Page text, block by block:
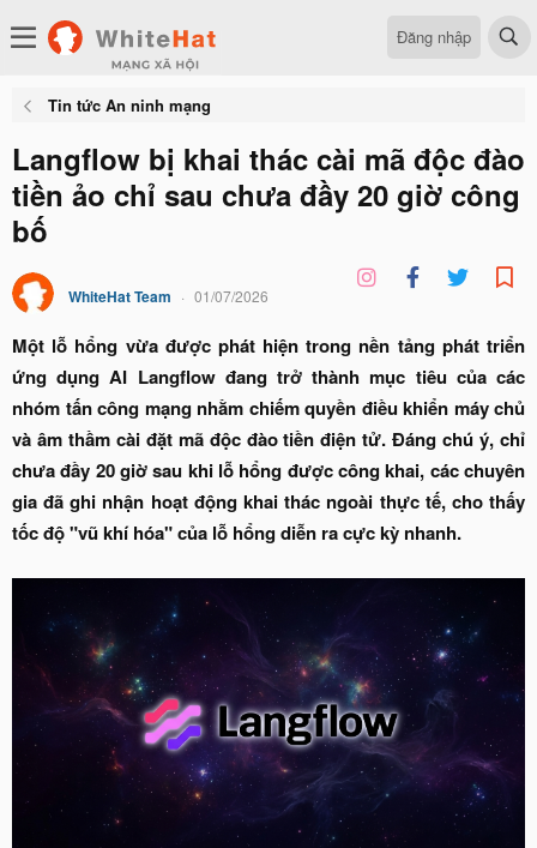
Đăng nhập
Tin tức An ninh mạng
Langflow bị khai thác cài mã độc đào
tiền ảo chỉ sau chưa đầy 20 giờ công
bố
WhiteHat Team 01/07/2026
Một lỗ hổng vừa được phát hiện trong nền tảng phát triển
ứng dụng AI Langflow đang trở thành mục tiêu của các
nhóm tấn công mạng nhằm chiếm quyền điều khiển máy chủ
và âm thầm cài đặt mã độc đào tiền điện tử. Đáng chú ý, chỉ
chưa đầy 20 giờ sau khi lỗ hổng được công khai, các chuyên
gia đã ghi nhận hoạt động khai thác ngoài thực tế, cho thấy
tốc độ "vũ khí hóa" của lỗ hổng diễn ra cực kỳ nhanh.